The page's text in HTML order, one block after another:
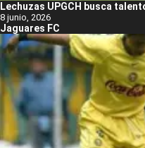
Lechuzas UPGCH busca
8 junio, 2026
Jaguares FC